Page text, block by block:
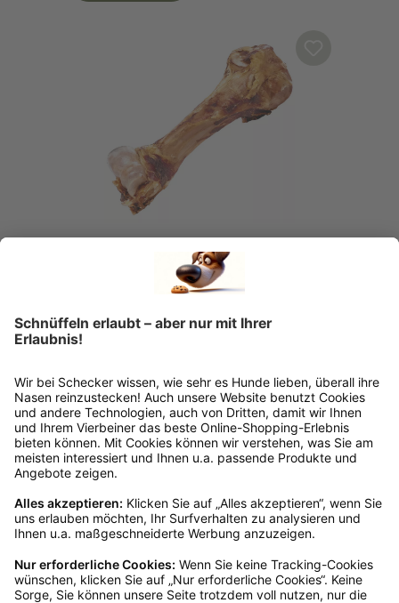
Schecker Kauknochen Dino-Knochen 30-
Sofort verfügbar, Lieferzeit: 1-3 Tage
Ab€ 6,74*
Mengenrabatte
Ins Körbchen
Kundenservice
Mo – Fr 9 – 17 Uhr, Sa 9 – 13 Uhr
Ruf uns an